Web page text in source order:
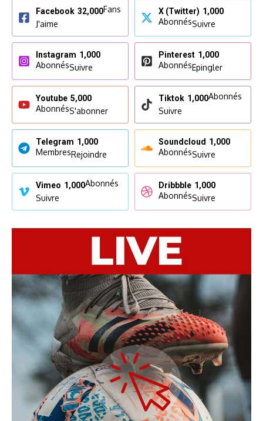
Facebook 32,000Fans
J'aime
X (Twitter) 1,000
AbonnésSuivre
Instagram 1,000
AbonnésSuivre
Pinterest 1,000
AbonnésEpingler
Youtube 5,000
AbonnésS'abonner
Tiktok 1,000Abonnés
Suivre
Telegram 1,000
MembresRejoindre
Soundcloud 1,000
AbonnésSuivre
Vimeo 1,000Abonnés
Suivre
Dribbble 1,000
AbonnésSuivre